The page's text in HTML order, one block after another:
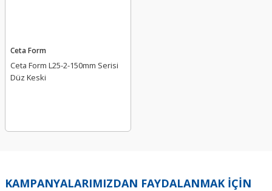
Ceta Form
Ceta Form L25-2-150mm Serisi
Düz Keski
KAMPANYALARIMIZDAN FAYDALANMAK İÇİN